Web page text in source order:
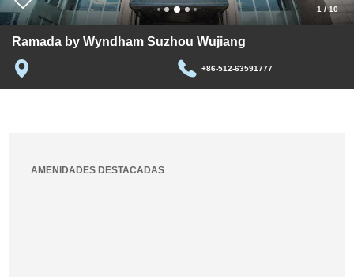
1 /10
Ramada by Wyndham Suzhou Wujiang
+86-512-63591777
AMENIDADES DESTACADAS